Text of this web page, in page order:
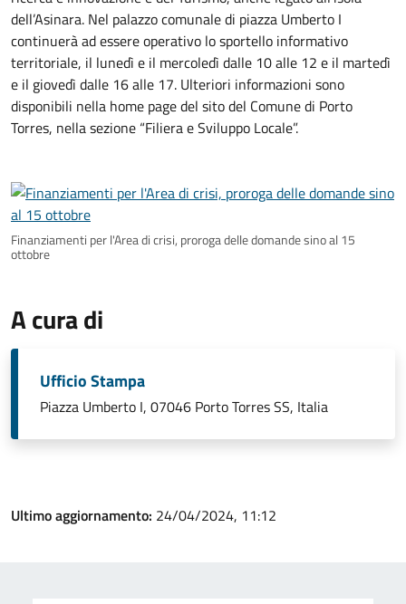
dell’Asinara. Nel palazzo comunale di piazza Umberto I
continuerà ad essere operativo lo sportello informativo
territoriale, il lunedì e il mercoledì dalle 10 alle 12 e il martedì
e il giovedì dalle 16 alle 17. Ulteriori informazioni sono
disponibili nella home page del sito del Comune di Porto
Torres, nella sezione “Filiera e Sviluppo Locale”.
Finanziamenti per l'Area di crisi, proroga delle domande sino al 15
ottobre
A cura di
Ufficio Stampa
Piazza Umberto I, 07046 Porto Torres SS, Italia
Ultimo aggiornamento: 24/04/2024, 11:12